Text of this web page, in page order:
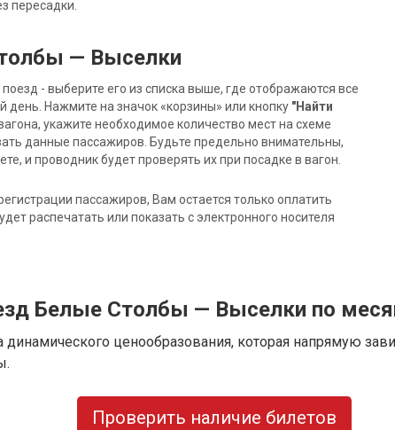
пересадки.
— Выселки
- выберите его из списка выше, где отображаются все
Нажмите на значок «корзины» или кнопку "Найти
укажите необходимое количество мест на схеме
данные пассажиров. Будьте предельно внимательны,
и проводник будет проверять их при посадке в вагон.
пассажиров, Вам остается только оплатить
распечатать или показать с электронного носителя
Белые Столбы — Выселки по
динамического ценообразования, которая напрямую
Проверить наличие билетов